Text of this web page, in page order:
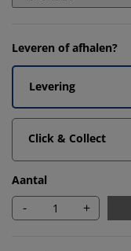
Leveren of afhalen?
Levering
Click & Collect
Aantal
- +